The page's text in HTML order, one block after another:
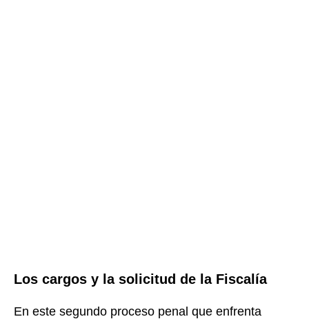
Los cargos y la solicitud de la Fiscalía
En este segundo proceso penal que enfrenta